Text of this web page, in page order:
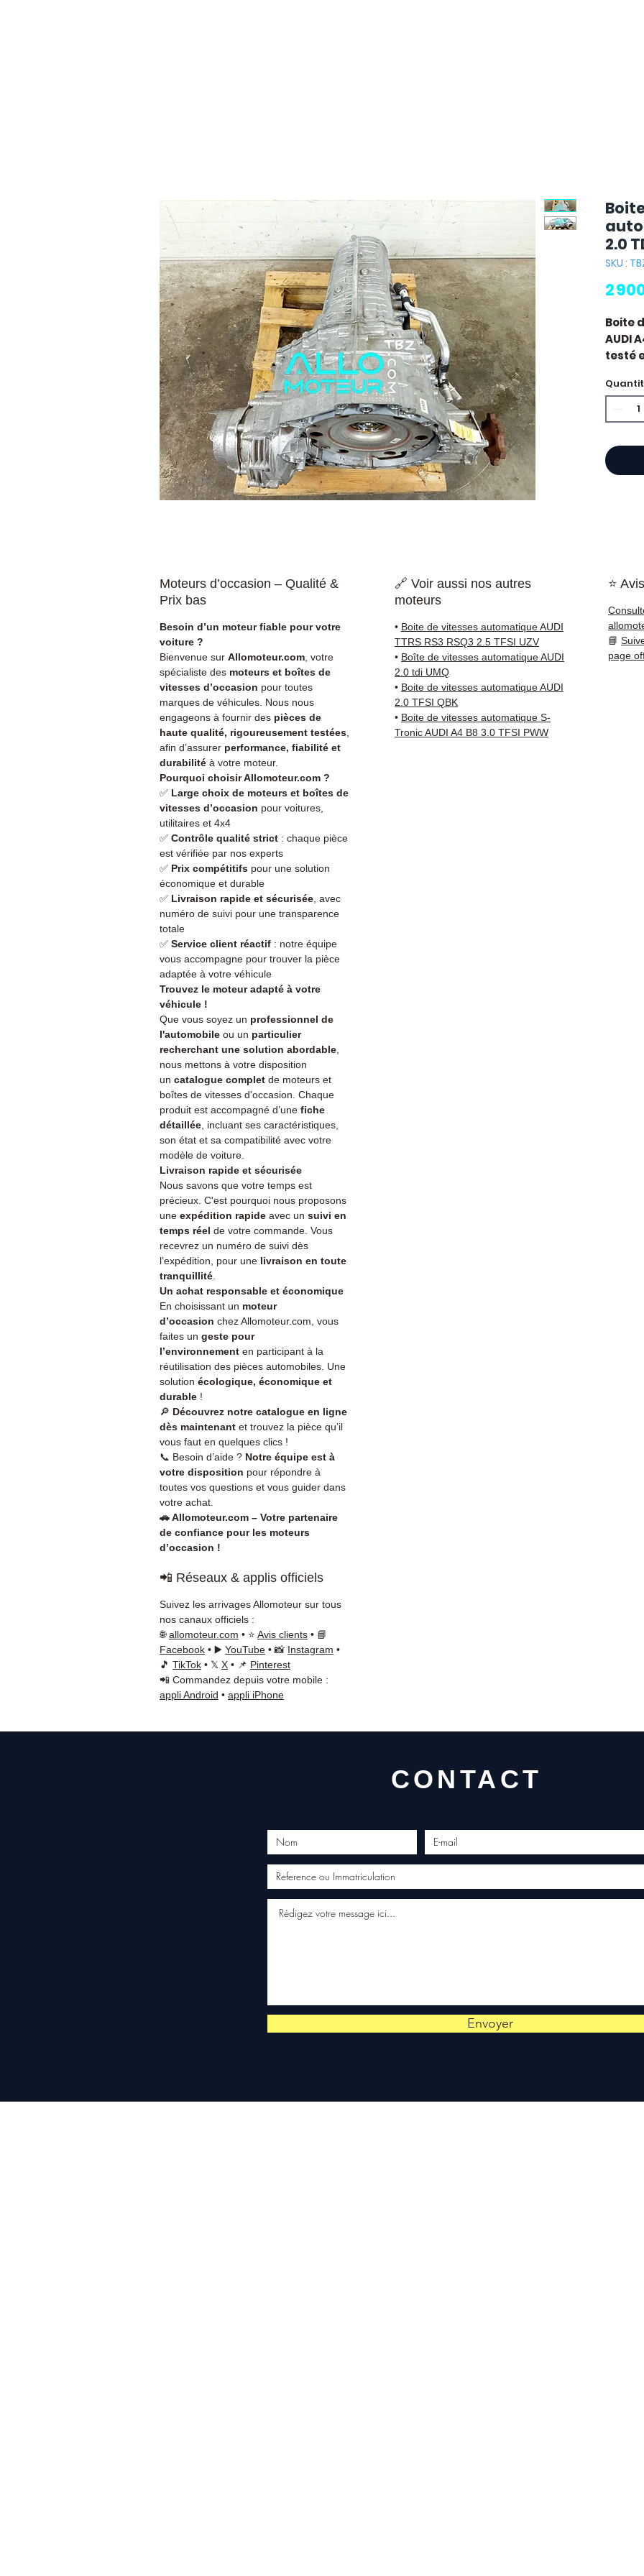
2.0
SKU :
2
Boite
AUDI
testé
est
Moteurs d’occasion – Qualité &
Prix bas
Besoin d’un moteur fiable pour votre
voiture ?
Bienvenue sur Allomoteur.com , votre
spécialiste des moteurs et boîtes de
vitesses d’occasion pour toutes
marques de véhicules. Nous nous
engageons à fournir des pièces de
haute qualité, rigoureusement testées
afin d’assurer performance, fiabilité et
durabilité à votre moteur.
Pourquoi choisir Allomoteur.com ?
✅ Large choix de moteurs et boîtes de
vitesses d’occasion pour voitures,
utilitaires et 4x4
✅ Contrôle qualité strict : chaque pièce
est vérifiée par nos experts
✅ Prix compétitifs pour une solution
économique et durable
✅ Livraison rapide et sécurisée , avec
numéro de suivi pour une transparence
totale
✅ Service client réactif : notre équipe
vous accompagne pour trouver la pièce
adaptée à votre véhicule
Trouvez le moteur adapté à votre
véhicule !
Que vous soyez un professionnel de
l'automobile ou un particulier
recherchant une solution abordable
nous mettons à votre disposition
un catalogue complet de moteurs et
boîtes de vitesses d'occasion. Chaque
produit est accompagné d’une fiche
détaillée , incluant ses caractéristiques,
son état et sa compatibilité avec votre
modèle de voiture.
Livraison rapide et sécurisée
Nous savons que votre temps est
précieux. C'est pourquoi nous proposons
une expédition rapide avec un suivi en
temps réel de votre commande. Vous
recevrez un numéro de suivi dès
l’expédition, pour une livraison en toute
tranquillité
Un achat responsable et économique
En choisissant un moteur
d’occasion chez Allomoteur.com, vous
faites un geste pour
l’environnement en participant à la
réutilisation des pièces automobiles. Une
solution écologique, économique et
durable !
🔎 Découvrez notre catalogue en ligne
dès maintenant et trouvez la pièce qu’il
vous faut en quelques clics !
📞 Besoin d’aide ? Notre équipe est à
votre disposition pour répondre à
toutes vos questions et vous guider dans
votre achat.
🚗 Allomoteur.com – Votre partenaire
de confiance pour les moteurs
d’occasion !
🔗 Voir aussi nos autres
moteurs
• Boite de vitesses automatique AUDI
TTRS RS3 RSQ3 2.5 TFSI UZV
• Boîte de vitesses automatique AUDI
2.0 tdi UMQ
• Boite de vitesses automatique AUDI
2.0 TFSI QBK
• Boite de vitesses automatique S-
Tronic AUDI A4 B8 3.0 TFSI PWW
⭐
📘
page
📲 Réseaux & applis officiels
Suivez les arrivages Allomoteur sur tous
nos canaux officiels :
🌐allomoteur.com • ⭐ Avis clients • 📘
Facebook • ▶️ YouTube • 📸 Instagram •
🎵 TikTok • 𝕏 X • 📌 Pinterest
📲 Commandez depuis votre mobile :
appli Android • appli iPhone
CONTACT
Envoyer